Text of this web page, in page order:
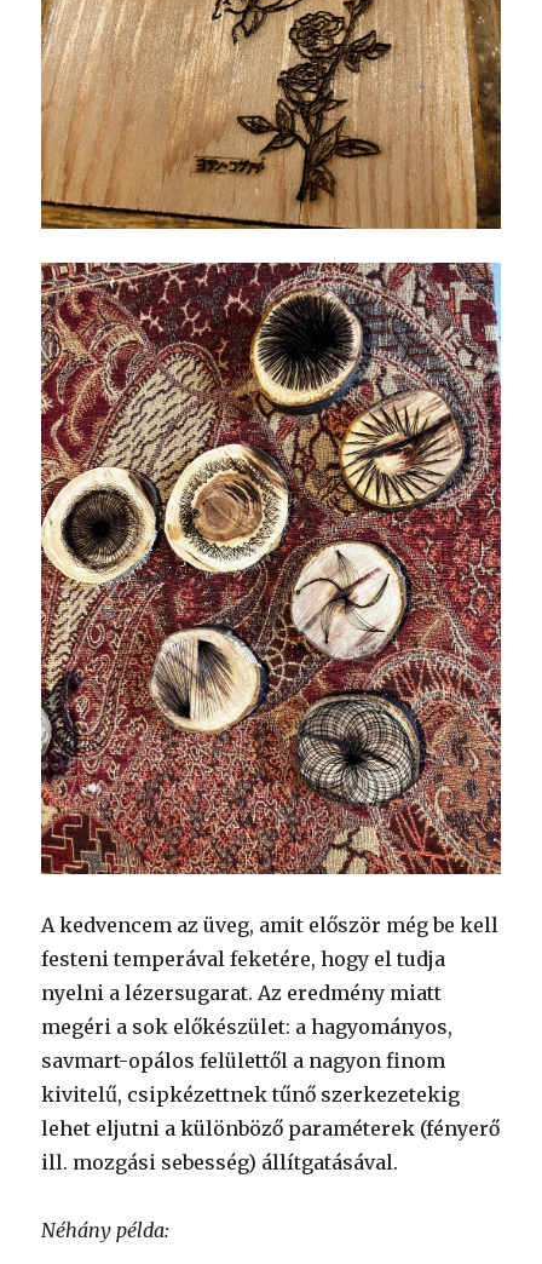
A kedvencem az üveg, amit először még be kell
festeni temperával feketére, hogy el tudja
nyelni a lézersugarat. Az eredmény miatt
megéri a sok előkészület: a hagyományos,
savmart-opálos felülettől a nagyon finom
kivitelű, csipkézettnek tűnő szerkezetekig
lehet eljutni a különböző paraméterek (fényerő
ill. mozgási sebesség) állítgatásával.
Néhány példa: